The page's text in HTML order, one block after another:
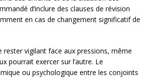
d’inclure des clauses de révision
en cas de changement significatif de
rester vigilant face aux pressions, même
pourrait exercer sur l’autre. Le
ou psychologique entre les conjoints